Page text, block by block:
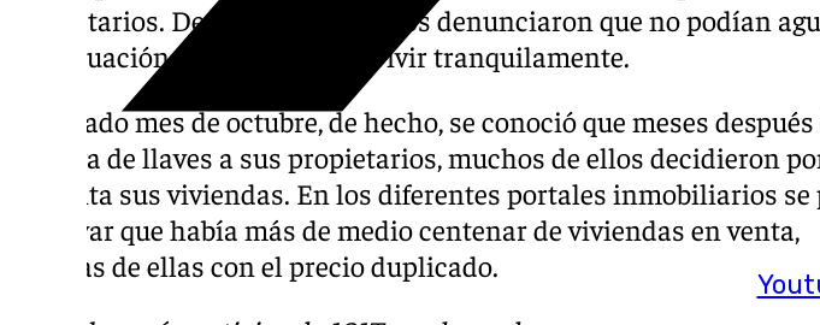
propietarios. De hecho, los vecinos denunciaron que no podían
esa situación y que no podían vivir tranquilamente.
El pasado mes de octubre, de hecho, se conoció que meses
entrega de llaves a sus propietarios, muchos de ellos decidieron
en venta sus viviendas. En los diferentes portales inmobiliarios se
observar que había más de medio centenar de viviendas en venta,
algunas de ellas con el precio duplicado.